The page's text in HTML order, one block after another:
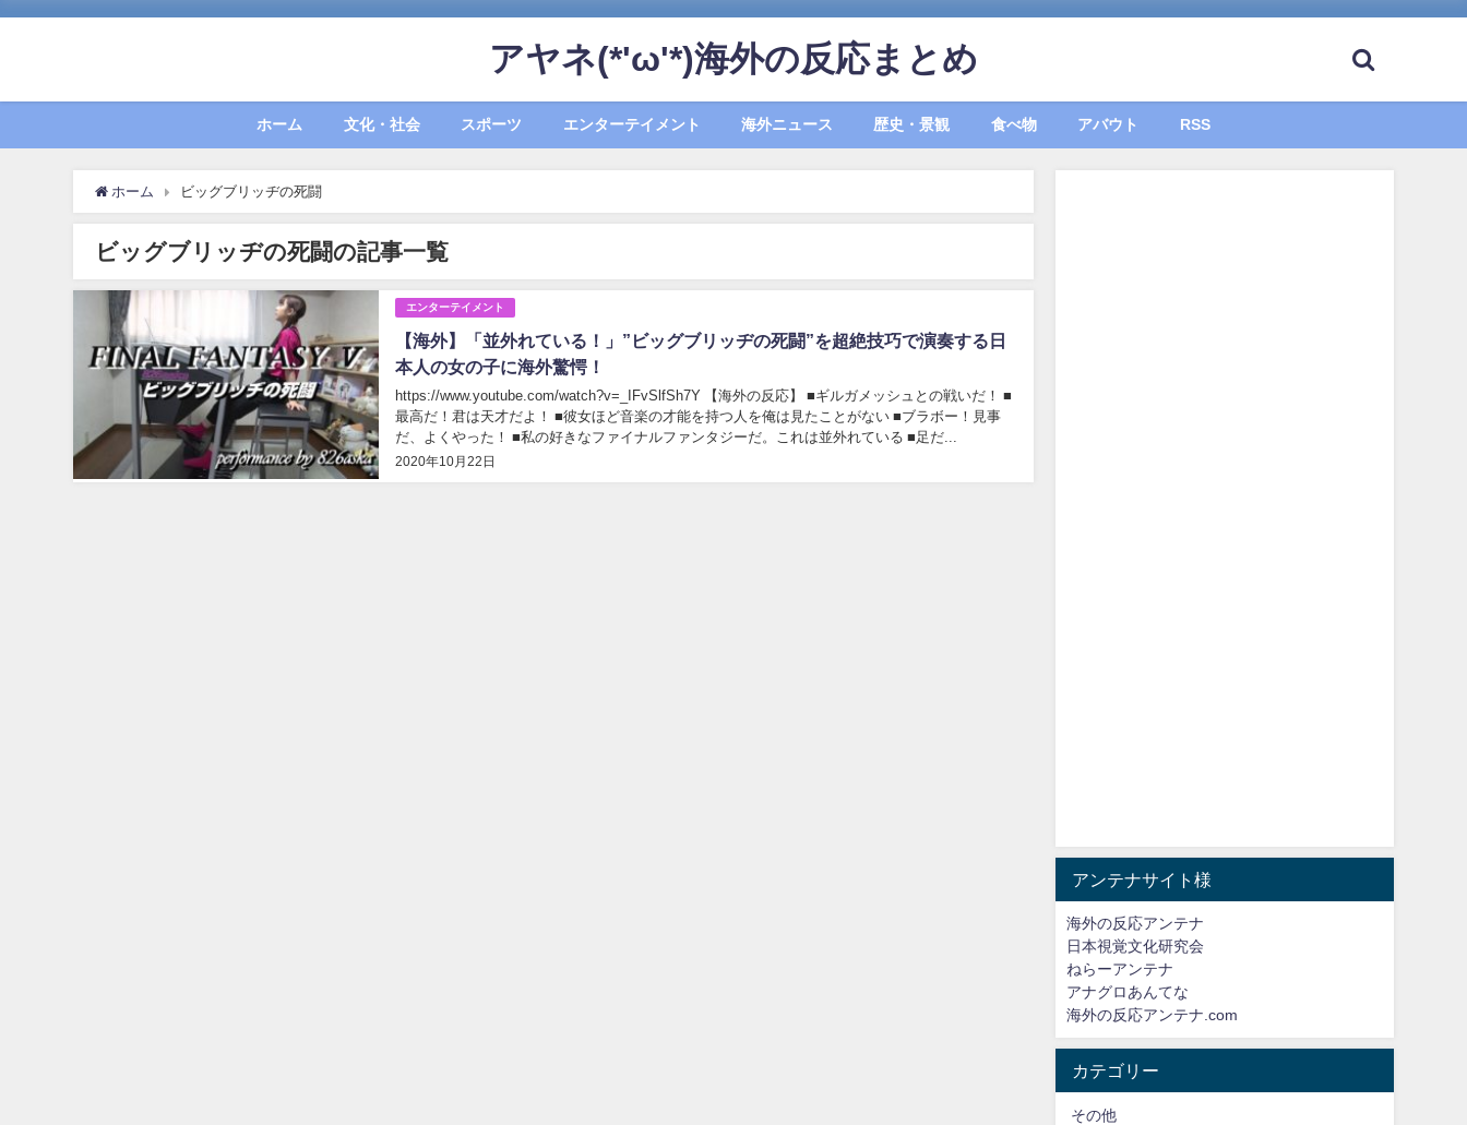
アヤネ(*'ω'*)海外の反応まとめ
ホーム 文化・社会 スポーツ エンターテイメント 海外ニュース 歴史・景観 食べ物 アバウト RSS
ホーム ビッグブリッヂの死闘
ビッグブリッヂの死闘の記事一覧
エンターテイメント
【海外】「並外れている！」”ビッグブリッヂの死闘”を超絶技巧で演奏する日
本人の女の子に海外驚愕！
2020年10月22日
https://www.youtube.com/watch?v=_IFvSlfSh7Y 【海外の反応】 ■ギルガメッシュとの戦いだ！ ■
最高だ！君は天才だよ！ ■彼女ほど音楽の才能を持つ人を俺は見たことがない ■ブラボー！見事
だ、よくやった！ ■私の好きなファイナルファンタジーだ。これは並外れている ■足だ...
アンテナサイト様
海外の反応アンテナ
日本視覚文化研究会
ねらーアンテナ
アナグロあんてな
海外の反応アンテナ.com
カテゴリー
その他